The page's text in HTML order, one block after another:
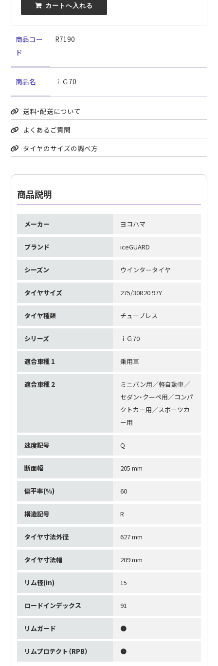
 カートへ入れる
商品コー
ド
R7190
商品名 ｉＧ70
送料・配送について
よくあるご質問
タイヤのサイズの調べ方
商品説明
メーカー ヨコハマ
ブランド iceGUARD
シーズン ウインタータイヤ
タイヤサイズ 275/30R20 97Y
タイヤ種類 チューブレス
シリーズ ｉＧ70
適合車種 1 乗用車
適合車種 2
ミニバン用／軽自動車／
セダン・クーペ用／コンパ
クトカー用／スポーツカ
ー用
速度記号 Q
断面幅 205 mm
偏平率(%) 60
構造記号 R
タイヤ寸法外径 627 mm
タイヤ寸法幅 209 mm
リム径(in) 15
ロードインデックス 91
リムガード ●
リムプロテクト（RPB） ●